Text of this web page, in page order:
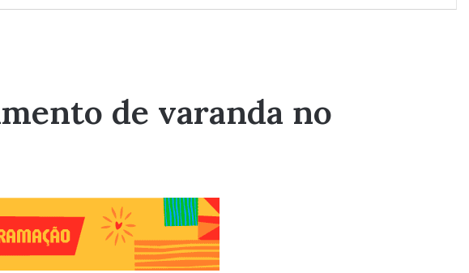
por
de varanda no